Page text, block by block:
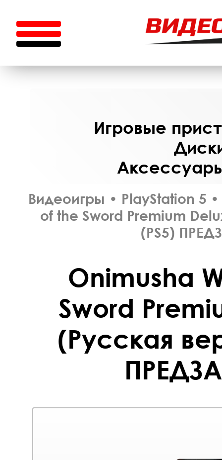
Игровые
Видеоигры • PlayStation 5 •
of the Sword Premium
(PS5)
Onimusha
Sword
(Русская